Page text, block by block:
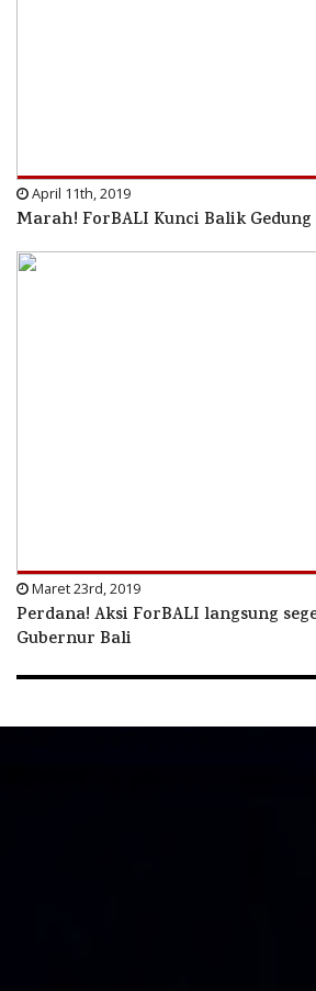
April 11th, 2019
Marah! ForBALI Kunci Balik Gedung
Maret 23rd, 2019
Perdana! Aksi ForBALI langsung
Gubernur Bali